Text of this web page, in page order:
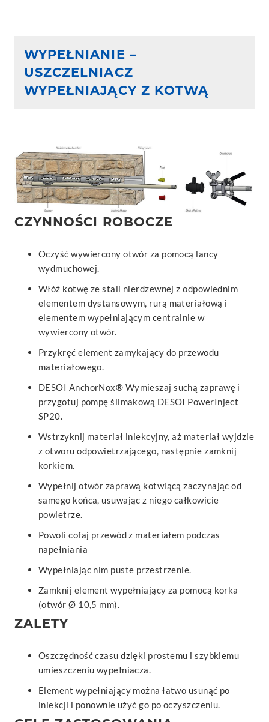
WYPEŁNIANIE –
USZCZELNIACZ
WYPEŁNIAJĄCY Z KOTWĄ
CZYNNOŚCI ROBOCZE
Oczyść wywiercony otwór za pomocą lancy
wydmuchowej.
Włóż kotwę ze stali nierdzewnej z odpowiednim
elementem dystansowym, rurą materiałową i
elementem wypełniającym centralnie w
wywiercony otwór.
Przykręć element zamykający do przewodu
materiałowego.
DESOI AnchorNox® Wymieszaj suchą zaprawę i
przygotuj pompę ślimakową DESOI PowerInject
SP20.
Wstrzyknij materiał iniekcyjny, aż materiał wyjdzie
z otworu odpowietrzającego, następnie zamknij
korkiem.
Wypełnij otwór zaprawą kotwiącą zaczynając od
samego końca, usuwając z niego całkowicie
powietrze.
Powoli cofaj przewód z materiałem podczas
napełniania
Wypełniając nim puste przestrzenie.
Zamknij element wypełniający za pomocą korka
(otwór Ø 10,5 mm).
ZALETY
Oszczędność czasu dzięki prostemu i szybkiemu
umieszczeniu wypełniacza.
Element wypełniający można łatwo usunąć po
iniekcji i ponownie użyć go po oczyszczeniu.